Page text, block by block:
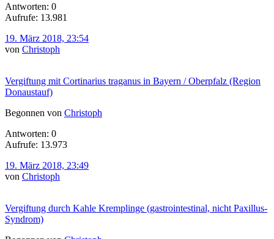
Antworten: 0
Aufrufe: 13.981
19. März 2018, 23:54
von Christoph
Vergiftung mit Cortinarius traganus in Bayern / Oberpfalz (Region
Donaustauf)
Begonnen von Christoph
Antworten: 0
Aufrufe: 13.973
19. März 2018, 23:49
von Christoph
Vergiftung durch Kahle Kremplinge (gastrointestinal, nicht Paxillus-
Syndrom)